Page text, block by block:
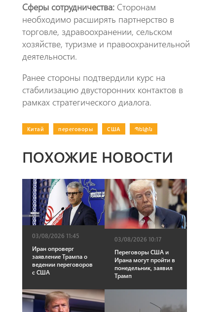
Сферы сотрудничества:Сторонам
необходимо расширять партнерство в
торговле, здравоохранении, сельском
хозяйстве, туризме и правоохранительной
деятельности.
Ранее стороны подтвердили курс на
стабилизацию двусторонних контактов в
рамках стратегического диалога.
Китай переговоры США Պեկին
ПОХОЖИЕ НОВОСТИ
03/08/2026 11:45
Иран опроверг
заявление Трампа о
ведении переговоров
с США
03/08/2026 10:17
Переговоры США и
Ирана могут пройти в
понедельник, заявил
Трамп